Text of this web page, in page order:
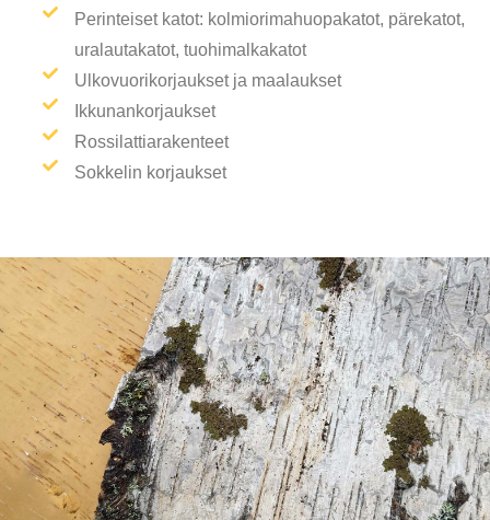
Perinteiset katot: kolmiorimahuopakatot, pärekatot,
uralautakatot, tuohimalkakatot
Ulkovuorikorjaukset ja maalaukset
Ikkunankorjaukset
Rossilattiarakenteet
Sokkelin korjaukset